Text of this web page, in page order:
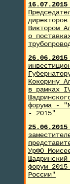
16.07.2015
Виктором
о
26.06.2015
Кокорину
в рамках
форума -
- 2015"
25.06.2015
УрФО
форум
России"